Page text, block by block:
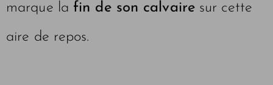
marque la fin de son calvairesur cette
aire de repos.